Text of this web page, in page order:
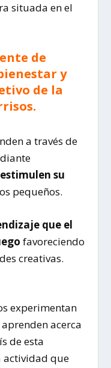
situada en el
de
y
de la
a través de
su
pequeños.
que el
favoreciendo
creativas.
experimentan
acerca
de esta
actividad que